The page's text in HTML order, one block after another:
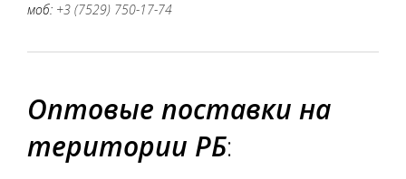
моб: +3 (7529) 750-17-74
Оптовые поставки на
територии РБ: